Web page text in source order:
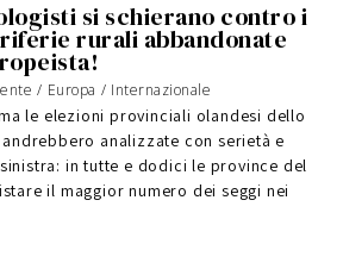
si schierano contro i
rurali abbandonate
/ Europa / Internazionale
le elezioni provinciali olandesi dello
analizzate con serietà e
in tutte e dodici le province del
il maggior numero dei seggi nei